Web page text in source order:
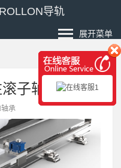
导轨
展开菜单
子轴承价格
轴承